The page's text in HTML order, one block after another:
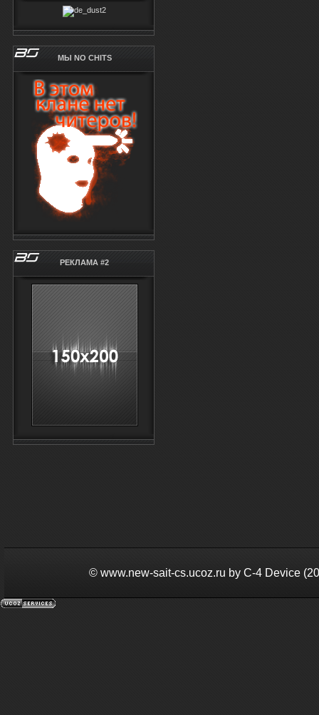
МЫ NO CHITS
РЕКЛАМА #2
© www.new-sait-cs.ucoz.ru by С-4 Device